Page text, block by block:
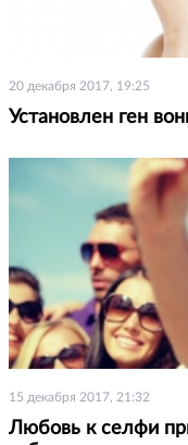
20 декабря 2017, 19:25
Установлен ген
15 декабря 2017, 21:32
Любовь к селфи